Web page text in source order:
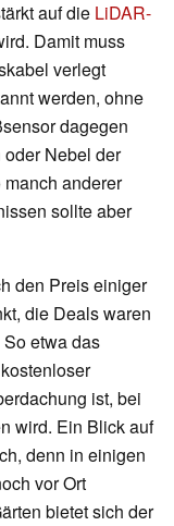
auf die LiDAR-
Damit muss
verlegt
werden, ohne
dagegen
oder Nebel der
anderer
sollte aber
den Preis einiger
die Deals waren
etwa das
ist, bei
wird. Ein Blick auf
denn in einigen
vor Ort
bietet sich der